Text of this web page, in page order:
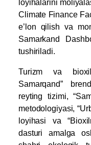
loyihalarini
Climate Finance
e’lon qilish va
Samarkand
tushiriladi.
Turizm va
Samarqand”
reyting tizimi,
metodologiyasi,
loyihasi va
dasturi amalga